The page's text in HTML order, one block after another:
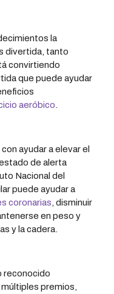
la
divertida, tanto
convirtiendo
que puede ayudar
aeróbico.
ayudar a elevar el
de alerta
Nacional del
puede ayudar a
coronarias , disminuir
en peso y
y la cadera.
reconocido
premios,